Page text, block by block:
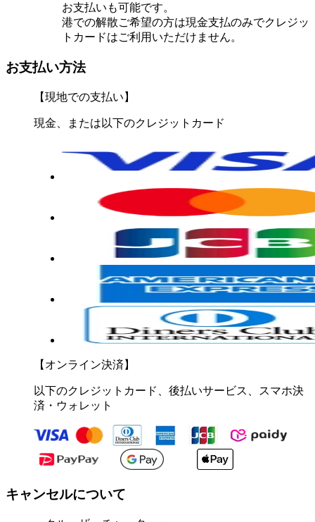
お支払いも可能です。
港での解散ご希望の方は現金支払のみでクレジッ
トカードはご利用いただけません。
お支払い方法
【現地での支払い】
現金、または以下のクレジットカード
【オンライン決済】
以下のクレジットカード、後払いサービス、スマホ決
済・ウォレット
キャンセルについて